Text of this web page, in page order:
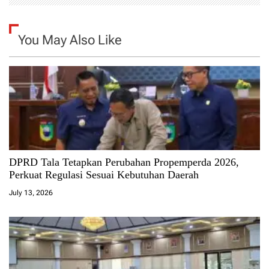
You May Also Like
DPRD Tala Tetapkan Perubahan Propemperda 2026,
Perkuat Regulasi Sesuai Kebutuhan Daerah
July 13, 2026